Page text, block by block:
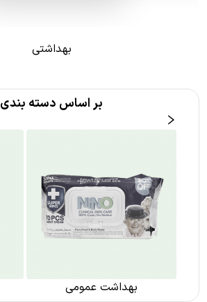
بهداشتی
بر اساس دسته بندی
بهداشت عمومی